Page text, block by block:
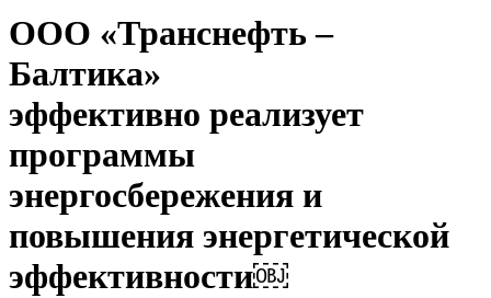
ООО «Транснефть –
Балтика»
эффективно реализует
программы
энергосбережения и
повышения энергетической
эффективности￼